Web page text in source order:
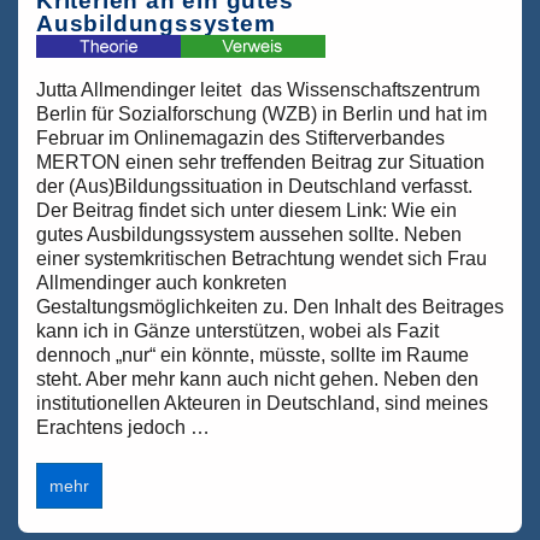
Ausbildungssystem
Jutta Allmendinger leitet das Wissenschaftszentrum
Berlin für Sozialforschung (WZB) in Berlin und hat im
Februar im Onlinemagazin des Stifterverbandes
MERTON einen sehr treffenden Beitrag zur Situation
der (Aus)Bildungssituation in Deutschland verfasst.
Der Beitrag findet sich unter diesem Link: Wie ein
gutes Ausbildungssystem aussehen sollte. Neben
einer systemkritischen Betrachtung wendet sich Frau
Allmendinger auch konkreten
Gestaltungsmöglichkeiten zu. Den Inhalt des Beitrages
kann ich in Gänze unterstützen, wobei als Fazit
dennoch „nur“ ein könnte, müsste, sollte im Raume
steht. Aber mehr kann auch nicht gehen. Neben den
institutionellen Akteuren in Deutschland, sind meines
Erachtens jedoch …
Kriterien
mehr